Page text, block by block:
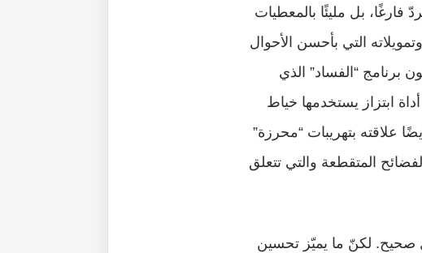
بل مليئًا بالمعطيات
التي بأحسن الأحوال
برنامج “الفساد” الذي
ابتزاز يستخدمها خياط
علاقته بتهريبات “محرزة”
المتقطعة والتي تتعلق
صحيح. لكنّ ما يميّز تحسين